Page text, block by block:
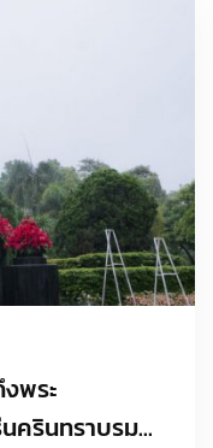
พระ
ครินทราบรม